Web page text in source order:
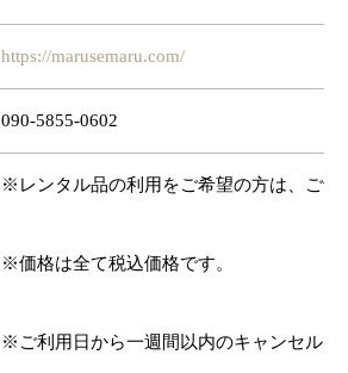
https://marusemaru.com/
090-5855-0602
※レンタル品の利用をご希望の方は、ご予
※価格は全て税込価格です。
※ご利用日から一週間以内のキャンセル